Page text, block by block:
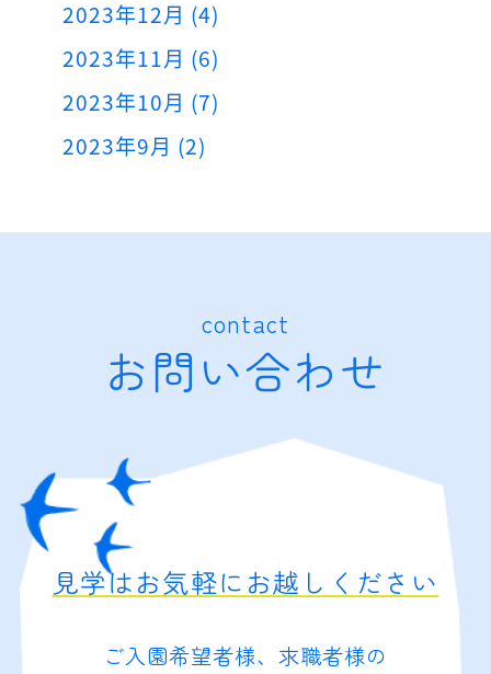
2023年12月 (4)
2023年11月 (6)
2023年10月 (7)
2023年9月 (2)
contact
お問い合わせ
見学はお気軽にお越しください
ご入園希望者様、求職者様の